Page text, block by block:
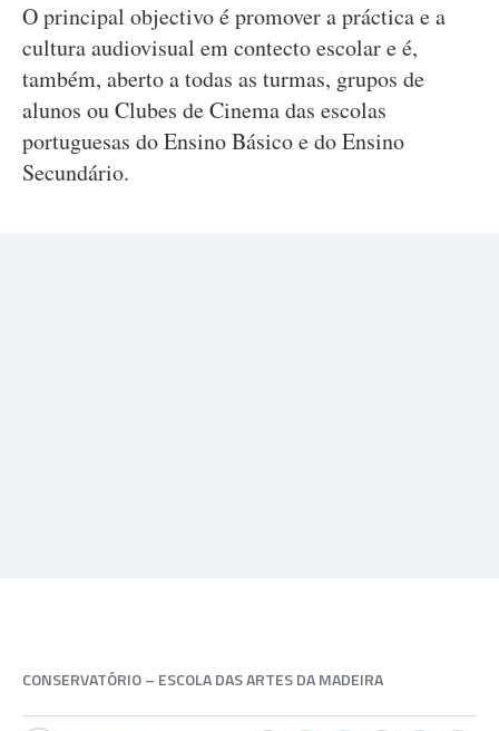
O principal objectivo é promover a práctica e a
cultura audiovisual em contecto escolar e é,
também, aberto a todas as turmas, grupos de
alunos ou Clubes de Cinema das escolas
portuguesas do Ensino Básico e do Ensino
Secundário.
CONSERVATÓRIO – ESCOLA DAS ARTES DA MADEIRA